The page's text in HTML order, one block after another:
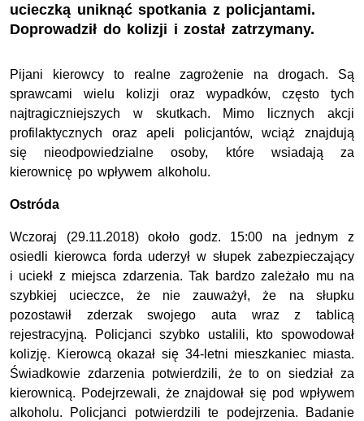
ucieczką uniknąć spotkania z policjantami.
Doprowadził do kolizji i został zatrzymany.
Pijani kierowcy to realne zagrożenie na drogach. Są
sprawcami wielu kolizji oraz wypadków, często tych
najtragiczniejszych w skutkach. Mimo licznych akcji
profilaktycznych oraz apeli policjantów, wciąż znajdują
się nieodpowiedzialne osoby, które wsiadają za
kierownicę po wpływem alkoholu.
Ostróda
Wczoraj (29.11.2018) około godz. 15:00 na jednym z
osiedli kierowca forda uderzył w słupek zabezpieczający
i uciekł z miejsca zdarzenia. Tak bardzo zależało mu na
szybkiej ucieczce, że nie zauważył, że na słupku
pozostawił zderzak swojego auta wraz z tablicą
rejestracyjną. Policjanci szybko ustalili, kto spowodował
kolizję. Kierowcą okazał się 34-letni mieszkaniec miasta.
Świadkowie zdarzenia potwierdzili, że to on siedział za
kierownicą. Podejrzewali, że znajdował się pod wpływem
alkoholu. Policjanci potwierdzili te podejrzenia. Badanie